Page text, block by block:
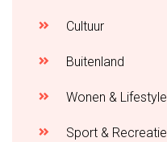
Cultuur
Buitenland
Wonen & Lifestyle
Sport & Recreatie